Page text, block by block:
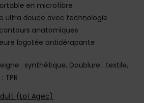
en microfibre
ultra douce avec technologie
anatomiques
logotée antidérapante
: synthétique, Doublure : textile,
TPR
(Loi Agec)